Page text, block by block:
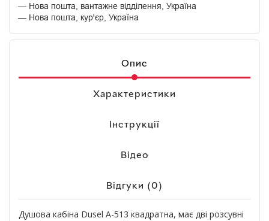
Нова пошта, вантажне відділення, Україна
Нова пошта, кур'єр, Україна
Опис
Характеристики
Інструкції
Відео
Відгуки (0)
Душова кабіна Dusel А-513 квадратна, має дві розсувні